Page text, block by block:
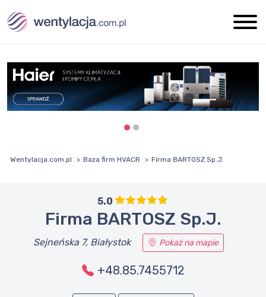
Wentylacja.com.pl Baza firm HVACR Firma BARTOSZ Sp.J.
5.0
Firma BARTOSZ Sp.J.
Sejneńska 7, Białystok Pokaż na mapie
+48.85.7455712